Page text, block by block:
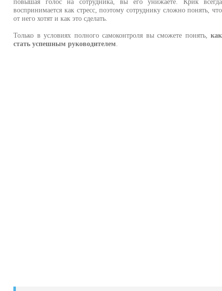
повышая голос на сотрудника, вы его унижаете. Крик всегда
воспринимается как стресс, поэтому сотруднику сложно понять, что
от него хотят и как это сделать.
Только в условиях полного самоконтроля вы сможете понять,как
стать успешным руководителем.